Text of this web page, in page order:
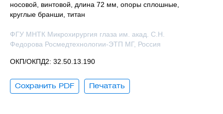
носовой, винтовой, длина 72 мм, опоры сплошные,
круглые бранши, титан
ФГУ МНТК Микрохирургия глаза им. акад. С.Н.
Федорова Росмедтехнологии-ЭТП МГ, Россия
ОКП/ОКПД2: 32.50.13.190
Сохранить PDF Печатать